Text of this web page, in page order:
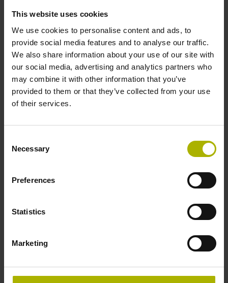
This website uses cookies
We use cookies to personalise content and ads, to
provide social media features and to analyse our traffic.
We also share information about your use of our site with
our social media, advertising and analytics partners who
may combine it with other information that you’ve
provided to them or that they’ve collected from your use
of their services.
Selection
Necessary
Preferences
Statistics
Marketing
5 V (+-10 %)
Schutzart
IP67 (EN60529)
-10/+100 °C
freies Kabelende
Anschluss-Belegung
D294999